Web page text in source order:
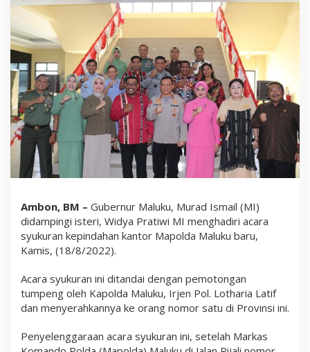
t
o
r
B
a
r
u
T
a
k
H
n
y
a
i
K
e
b
a
g
g
a
n
P
l
Ambon, BM – Gubernur Maluku, Murad Ismail (MI)
didampingi isteri, Widya Pratiwi MI menghadiri acara
syukuran kepindahan kantor Mapolda Maluku baru,
Kamis, (18/8/2022).
Acara syukuran ini ditandai dengan pemotongan
tumpeng oleh Kapolda Maluku, Irjen Pol. Lotharia Latif
dan menyerahkannya ke orang nomor satu di Provinsi ini.
Penyelenggaraan acara syukuran ini, setelah Markas